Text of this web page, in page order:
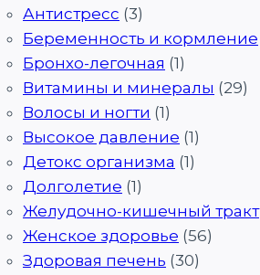
Антистресс (3)
Беременность и кормление
Бронхо-легочная (1)
Витамины и минералы (29)
Волосы и ногти (1)
Высокое давление (1)
Детокс организма (1)
Долголетие (1)
Желудочно-кишечный тракт
Женское здоровье (56)
Здоровая печень (30)